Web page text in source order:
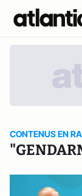
CONTENUS EN